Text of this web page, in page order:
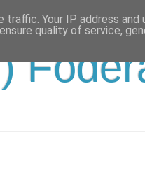
Your IP address and
quality of service,